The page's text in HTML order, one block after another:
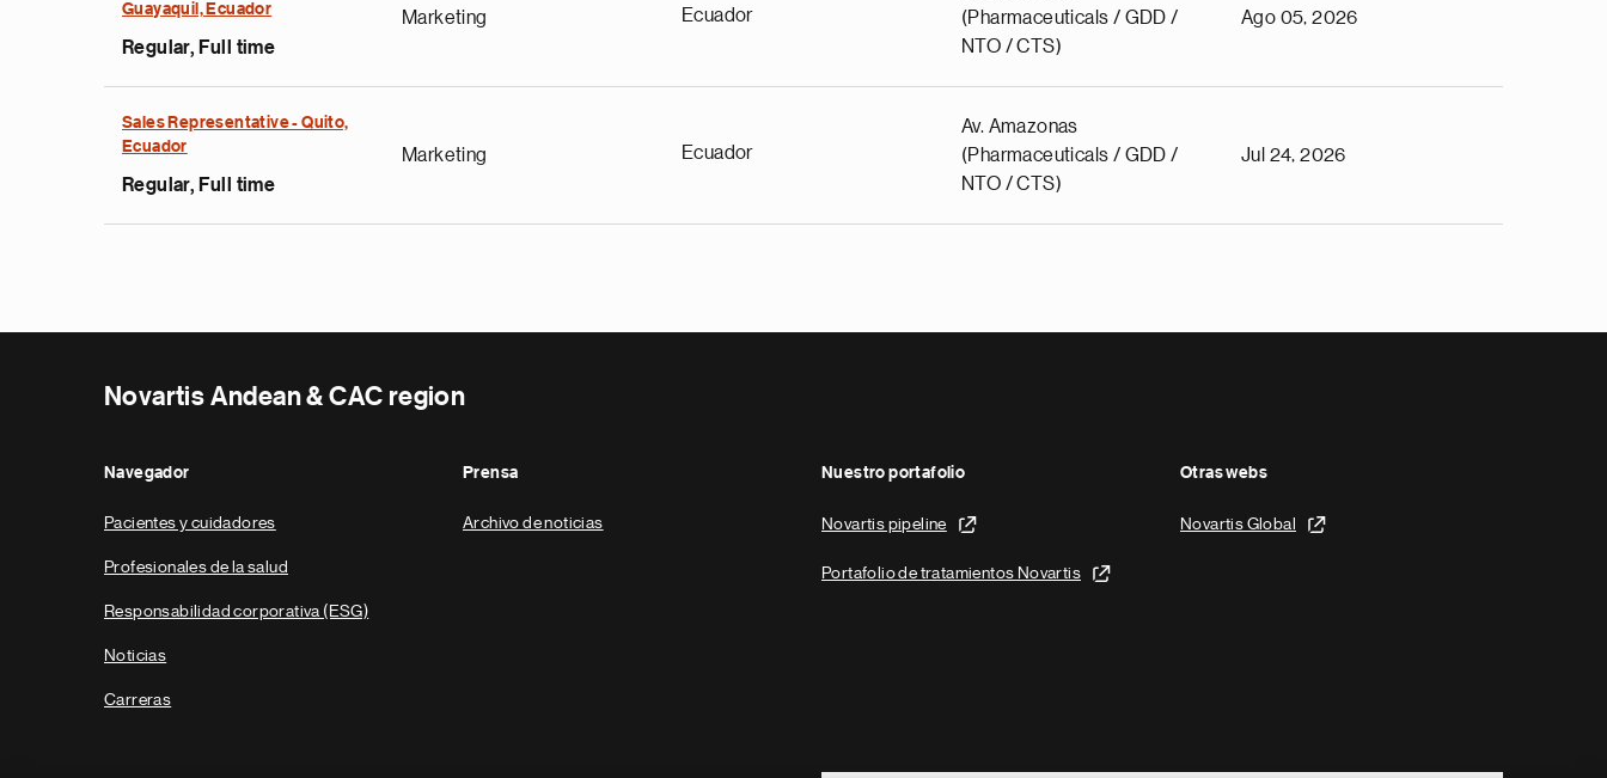
Guayaquil, Ecuador
Regular, Full time
Marketing Ecuador
(Pharmaceuticals / GDD /
NTO / CTS)
Ago 05, 2026
Sales Representative - Quito,
Ecuador
Regular, Full time
Marketing Ecuador
Av. Amazonas
(Pharmaceuticals / GDD /
NTO / CTS)
Jul 24, 2026
Novartis Andean & CAC region
Navegador
Pacientes y cuidadores
Profesionales de la salud
Responsabilidad corporativa (ESG)
Noticias
Carreras
Prensa
Archivo de noticias
Nuestro portafolio
Novartis pipeline
Portafolio de tratamientos Novartis
Otras webs
Novartis Global